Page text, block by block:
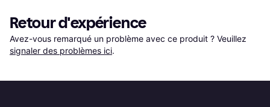
Retour d'expérience
Avez-vous remarqué un problème avec ce produit ? Veuillez
signaler des problèmes ici.